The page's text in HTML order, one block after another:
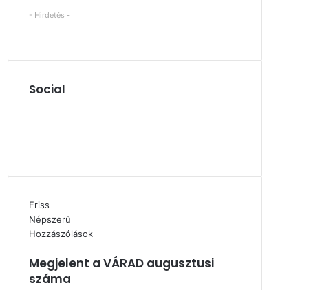
- Hirdetés -
Social
Friss
Népszerű
Hozzászólások
Megjelent a VÁRAD augusztusi
száma